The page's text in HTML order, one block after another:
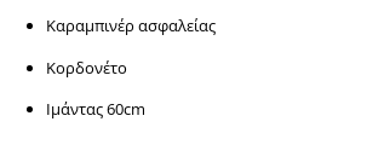
Καραμπινέρ ασφαλείας
Κορδονέτο
Ιμάντας 60cm